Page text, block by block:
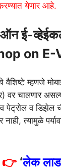
करण्यात येणार आहे.
ऑन ई-
on E-
वैशिष्टे म्हणजे
वर चालणार
पेट्रोल व डिझेल
त्यामुळे
👉 ‘लेक